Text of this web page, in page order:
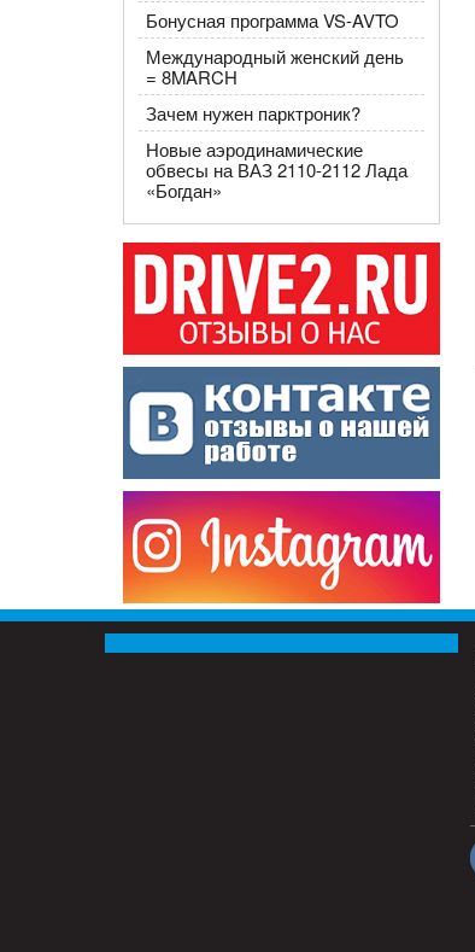
Бонусная программа VS-AVTO
Международный женский день
= 8MARCH
Зачем нужен парктроник?
Новые аэродинамические
обвесы на ВАЗ 2110-2112 Лада
«Богдан»